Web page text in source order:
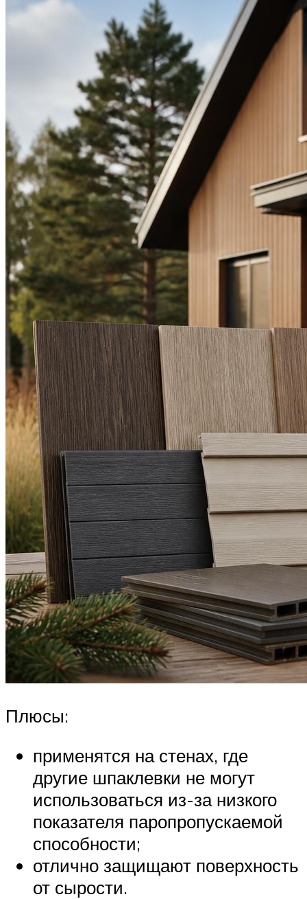
Плюсы:
применятся на стенах, где
другие шпаклевки не могут
использоваться из-за низкого
показателя паропропускаемой
способности;
отлично защищают поверхность
от сырости.